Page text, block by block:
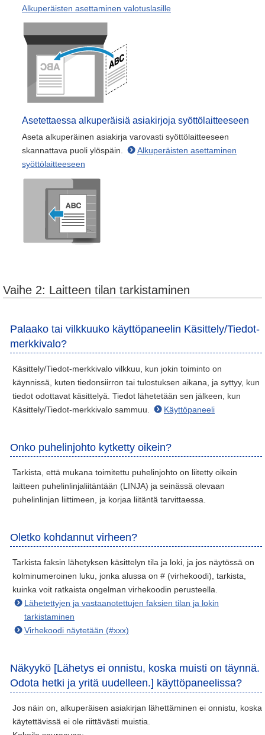
Alkuperäisten asettaminen valotuslasille
Asetettaessa alkuperäisiä asiakirjoja syöttölaitteeseen
Aseta alkuperäinen asiakirja varovasti syöttölaitteeseen
skannattava puoli ylöspäin.
Alkuperäisten asettaminen
syöttölaitteeseen
Vaihe 2: Laitteen tilan tarkistaminen
Palaako tai vilkkuuko käyttöpaneelin Käsittely/Tiedot-
merkkivalo?
Käsittely/Tiedot-merkkivalo vilkkuu, kun jokin toiminto on
käynnissä, kuten tiedonsiirron tai tulostuksen aikana, ja syttyy, kun
tiedot odottavat käsittelyä. Tiedot lähetetään sen jälkeen, kun
Käsittely/Tiedot-merkkivalo sammuu.
Käyttöpaneeli
Onko puhelinjohto kytketty oikein?
Tarkista, että mukana toimitettu puhelinjohto on liitetty oikein
laitteen puhelinlinjaliitäntään (LINJA) ja seinässä olevaan
puhelinlinjan liittimeen, ja korjaa liitäntä tarvittaessa.
Oletko kohdannut virheen?
Tarkista faksin lähetyksen käsittelyn tila ja loki, ja jos näytössä on
kolminumeroinen luku, jonka alussa on # (virhekoodi), tarkista,
kuinka voit ratkaista ongelman virhekoodin perusteella.
Lähetettyjen ja vastaanotettujen faksien tilan ja lokin
tarkistaminen
Virhekoodi näytetään (#xxx)
Näkyykö [Lähetys ei onnistu, koska muisti on täynnä.
Odota hetki ja yritä uudelleen.] käyttöpaneelissa?
Jos näin on, alkuperäisen asiakirjan lähettäminen ei onnistu, koska
käytettävissä ei ole riittävästi muistia.